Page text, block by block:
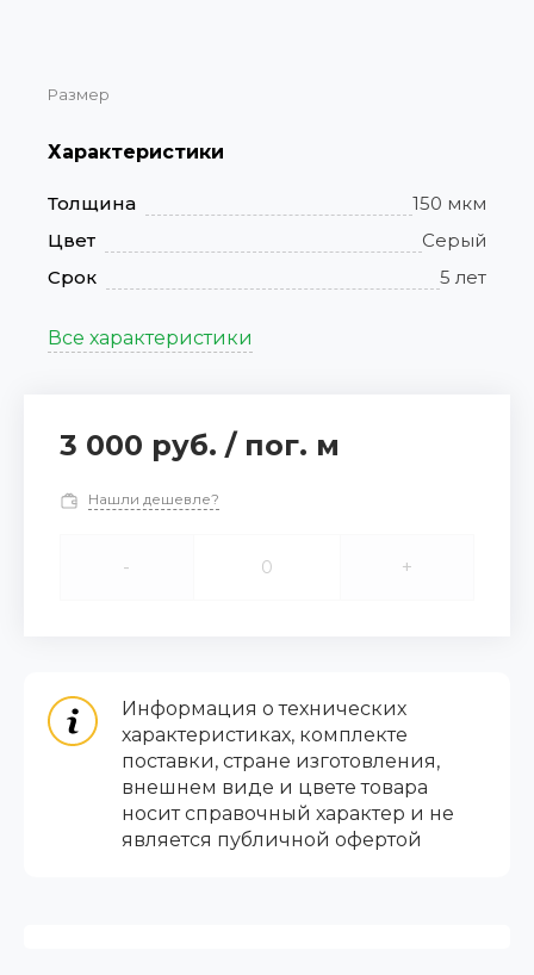
Размер
Характеристики
Толщина
150 мкм
Цвет
Серый
Срок
5 лет
Все характеристики
3 000 руб. / пог. м
Нашли дешевле?
- +
Информация о технических
характеристиках, комплекте
поставки, стране изготовления,
внешнем виде и цвете товара
носит справочный характер и не
является публичной офертой